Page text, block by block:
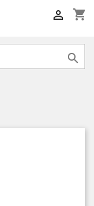
shopping_cart

